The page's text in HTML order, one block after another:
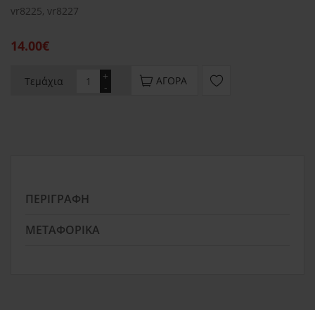
vr8225, vr8227
14.00€
Τεμάχια -
+ ΑΓΟΡΆ
ΠΕΡΙΓΡΑΦΉ
ΜΕΤΑΦΟΡΙΚΆ